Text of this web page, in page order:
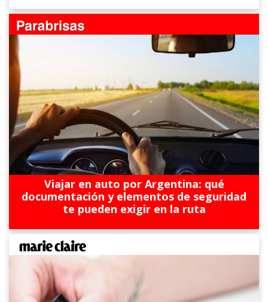
Viajar en auto por Argentina: qué
documentación y elementos de seguridad
te pueden exigir en la ruta